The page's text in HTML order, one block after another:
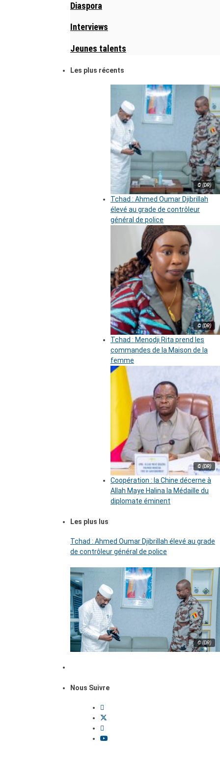
Diaspora
Interviews
Jeunes talents
Les plus récents
© (DR)
Tchad : Ahmed Oumar Djibrillah
élevé au grade de contrôleur
général de police
© (DR)
Tchad : Menodji Rita prend les
commandes de la Maison de la
femme
© (DR)
Coopération : la Chine décerne à
Allah Maye Halina la Médaille du
diplomate éminent
Les plus lus
Tchad : Ahmed Oumar Djibrillah élevé au grade
de contrôleur général de police
© (DR)
Nous Suivre